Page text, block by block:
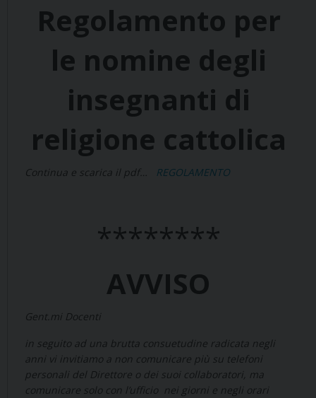
Regolamento per
le nomine degli
insegnanti di
religione cattolica
Continua e scarica il pdf… REGOLAMENTO
********
AVVISO
Gent.mi Docenti
in seguito ad una brutta consuetudine radicata negli
anni vi invitiamo a non comunicare più su telefoni
personali del Direttore o dei suoi collaboratori, ma
comunicare solo con l’ufficio nei giorni e negli orari